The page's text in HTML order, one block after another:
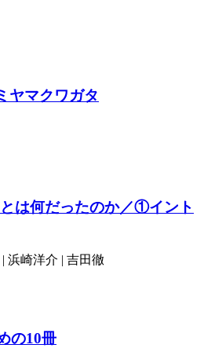
マクワガタ
は何だったのか／①イント
浜崎洋介 | 吉田徹
の10冊